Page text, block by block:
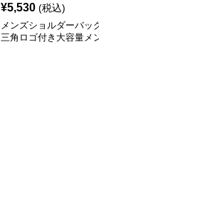
メンズショルダーバッグ
三角ロゴ付き大容量メン
ズスリングショルダーバ